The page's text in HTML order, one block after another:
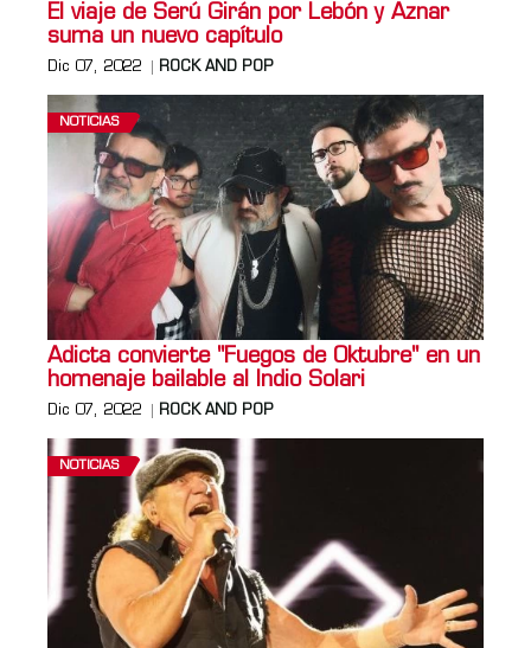
El viaje de Serú Girán por Lebón y Aznar
suma un nuevo capítulo
Dic 07, 2022 ROCK AND POP
NOTICIAS
Adicta convierte "Fuegos de Oktubre" en un
homenaje bailable al Indio Solari
Dic 07, 2022 ROCK AND POP
NOTICIAS